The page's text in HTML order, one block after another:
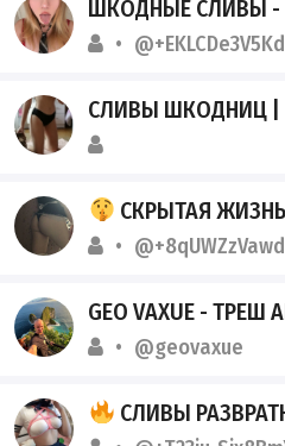
ШКОДНЫЕ СЛИВЫ -
СЛИВЫ ШКОДНИЦ
СКРЫТАЯ ЖИЗНЬ
GEO VAXUE - ТРЕШ
@geovaxue
СЛИВЫ РАЗВРАТНЫХ